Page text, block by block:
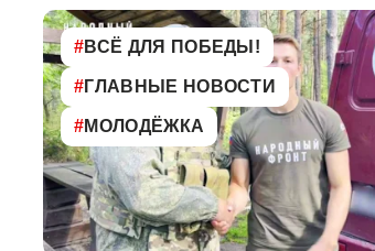
#ВСЁ ДЛЯ ПОБЕДЫ!
#ГЛАВНЫЕ НОВОСТИ
#МОЛОДЁЖКА